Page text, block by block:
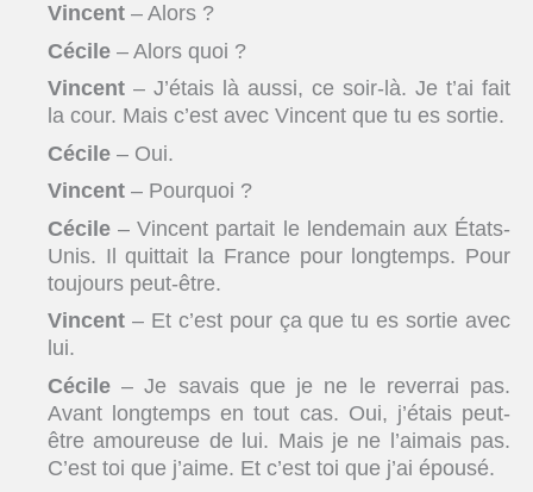
Vincent – Alors ?
Cécile – Alors quoi ?
Vincent – J’étais là aussi, ce soir-là. Je t’ai fait
la cour. Mais c’est avec Vincent que tu es sortie.
Cécile – Oui.
Vincent – Pourquoi ?
Cécile – Vincent partait le lendemain aux États-
Unis. Il quittait la France pour longtemps. Pour
toujours peut-être.
Vincent – Et c’est pour ça que tu es sortie avec
lui.
Cécile – Je savais que je ne le reverrai pas.
Avant longtemps en tout cas. Oui, j’étais peut-
être amoureuse de lui. Mais je ne l’aimais pas.
C’est toi que j’aime. Et c’est toi que j’ai épousé.